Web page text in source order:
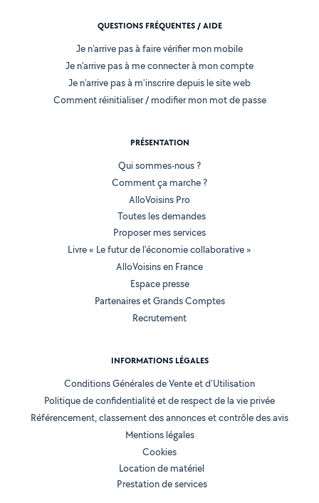
QUESTIONS FRÉQUENTES / AIDE
Je n'arrive pas à faire vérifier mon mobile
Je n'arrive pas à me connecter à mon compte
Je n'arrive pas à m'inscrire depuis le site web
Comment réinitialiser / modifier mon mot de passe
PRÉSENTATION
Qui sommes-nous ?
Comment ça marche ?
AlloVoisins Pro
Toutes les demandes
Proposer mes services
Livre « Le futur de l'économie collaborative »
AlloVoisins en France
Espace presse
Partenaires et Grands Comptes
Recrutement
INFORMATIONS LÉGALES
Conditions Générales de Vente et d'Utilisation
Politique de confidentialité et de respect de la vie privée
Référencement, classement des annonces et contrôle des avis
Mentions légales
Cookies
Location de matériel
Prestation de services